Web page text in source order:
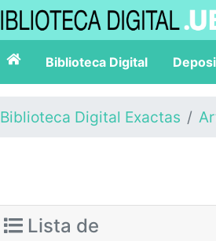
Biblioteca Digital
Biblioteca Digital Exactas
Lista de